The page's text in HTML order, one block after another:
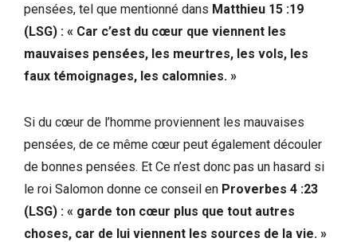
pensées, tel que mentionné dans Matthieu 15 :19
(LSG) : « Car c’est du cœur que viennent les
mauvaises pensées, les meurtres, les vols, les
faux témoignages, les calomnies. »
Si du cœur de l’homme proviennent les mauvaises
pensées, de ce même cœur peut également découler
de bonnes pensées. Et Ce n’est donc pas un hasard si
le roi Salomon donne ce conseil en Proverbes 4 :23
(LSG) : « garde ton cœur plus que tout autres
choses, car de lui viennent les sources de la vie. »